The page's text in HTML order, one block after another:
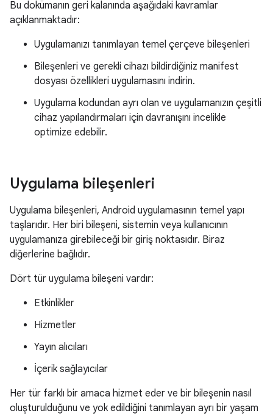
Bu dokümanın geri kalanında aşağıdaki kavramlar
açıklanmaktadır:
Uygulamanızı tanımlayan temel çerçeve bileşenleri
Bileşenleri ve gerekli cihazı bildirdiğiniz manifest
dosyası özellikleri uygulamasını indirin.
Uygulama kodundan ayrı olan ve uygulamanızın çeşitli
cihaz yapılandırmaları için davranışını incelikle
optimize edebilir.
Uygulama bileşenleri
Uygulama bileşenleri, Android uygulamasının temel yapı
taşlarıdır. Her biri bileşeni, sistemin veya kullanıcının
uygulamanıza girebileceği bir giriş noktasıdır. Biraz
diğerlerine bağlıdır.
Dört tür uygulama bileşeni vardır:
Etkinlikler
Hizmetler
Yayın alıcıları
İçerik sağlayıcılar
Her tür farklı bir amaca hizmet eder ve bir bileşenin nasıl
oluşturulduğunu ve yok edildiğini tanımlayan ayrı bir yaşam